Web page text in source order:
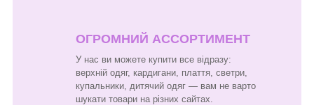
ОГРОМНИЙ АССОРТИМЕНТ
У нас ви можете купити все відразу:
верхній одяг, кардигани, плаття, светри,
купальники, дитячий одяг — вам не варто
шукати товари на різних сайтах.